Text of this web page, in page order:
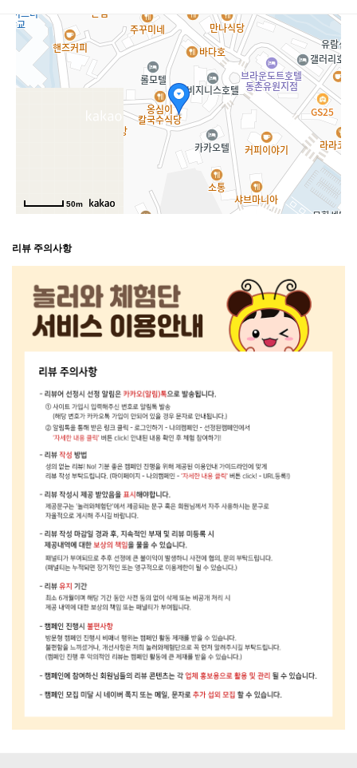
50m
리뷰 주의사항